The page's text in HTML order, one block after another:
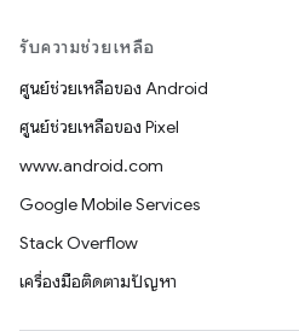
รับความช่วยเหลือ
ศูนย์ช่วยเหลือของ Android
ศูนย์ช่วยเหลือของ Pixel
www.android.com
Google Mobile Services
Stack Overflow
เครื่องมือติดตามปัญหา